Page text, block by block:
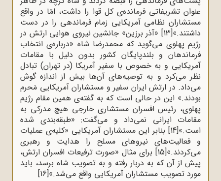
عنوان تشریفاتى فرمانده‌ى کل قوا را داشت، امّا در واقع
مستشاران نظامى آمریکایى زمام فرماندهى را در دست
داشتند.»[13]
«آذر برزین» جانشین نیروی هوایی ارتش در
رژیم پهلوی می‌گوید که محمدرضا شاه «درباره‌ی انتخاب
فرماندهان و بلندپایگان کشور بدون دلیل با مقامات
آمریکایی و به ‌خصوص با سفیر آمریکا (در تهران) تبادل
نظر می‌کرد و به توصیه‌های آن‌ها بیش از اندازه گوش
می‌داد. در ارتش ایران سفیر و مستشاران آمریکایی مَحرم
بودند.» این در حالی است که به گفته‌ی همین مقام رژیم
پهلوی، رئیس افسران مستشاری خارجی هیچ مدرکی به
مقامات ایرانی نمی‌داد و می‌گفت: «طبقه‌بندی شده
است.»[14]
بنابر این مستشاران آمریکایی «کلیه‌ى عملیات
و فعالیت‌هاى نیروهاى مسلح را هدایت و رهبرى
مى‌کردند.»[15]
براى مثال «صورت ترفیعات افسران ارتش،
پیش از آن‌ که به دربار رفته و به تصویب شاه برسد، باید
مورد تصویب مستشاران آمریکایى واقع مى‌شد.»[16]